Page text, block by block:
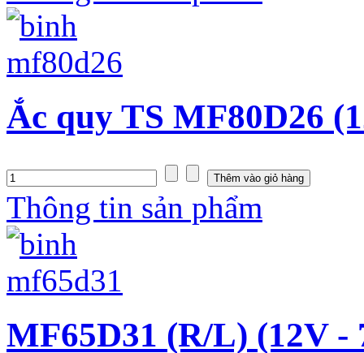
Ắc quy TS MF80D26
Thông tin sản phẩm
MF65D31 (R/L) (12V -